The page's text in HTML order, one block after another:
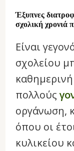
Έξυπνες
σχολική χρονιά
Είναι
σχολείου
πολλούς
οργάνωση,
όπου οι
κυλικείου